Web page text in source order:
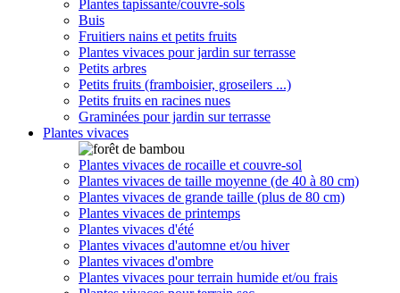
Plantes tapissante/couvre-sols
Buis
Fruitiers nains et petits fruits
Plantes vivaces pour jardin sur terrasse
Petits arbres
Petits fruits (framboisier, groseilers ...)
Petits fruits en racines nues
Graminées pour jardin sur terrasse
Plantes vivaces
Plantes vivaces de rocaille et couvre-sol
Plantes vivaces de taille moyenne (de 40 à 80 cm)
Plantes vivaces de grande taille (plus de 80 cm)
Plantes vivaces de printemps
Plantes vivaces d'été
Plantes vivaces d'automne et/ou hiver
Plantes vivaces d'ombre
Plantes vivaces pour terrain humide et/ou frais